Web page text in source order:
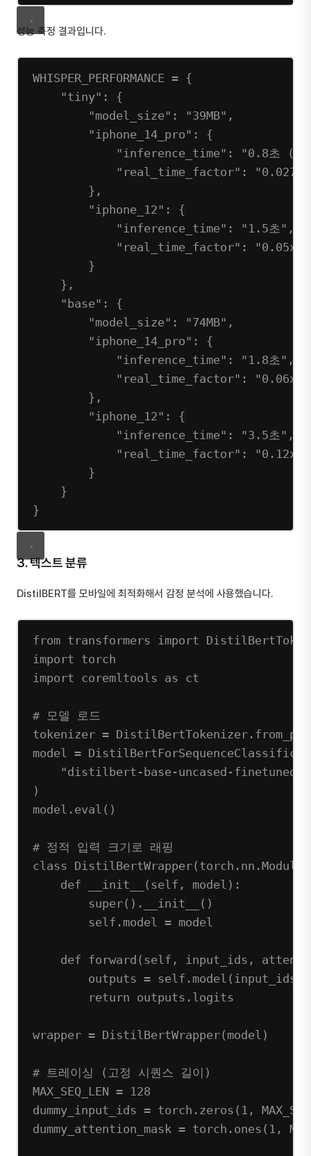
성능 측정 결과입니다.
WHISPER_PERFORMANCE = {
"tiny" : {
"model_size" : "39MB" ,
"iphone_14_pro" : {
"inference_time" : "0.8초 (30
"real_time_factor" : "0.027x"
},
"iphone_12" : {
"inference_time" : "1.5초" ,
"real_time_factor" : "0.05x"
}
},
"base" : {
"model_size" : "74MB" ,
"iphone_14_pro" : {
"inference_time" : "1.8초" ,
"real_time_factor" : "0.06x"
},
"iphone_12" : {
"inference_time" : "3.5초" ,
"real_time_factor" : "0.12x"
}
}
}
3. 텍스트 분류
DistilBERT를 모바일에 최적화해서 감정 분석에 사용했습니다.
from transformers import
import torch
import coremltools as ct
# 모델 로드
tokenizer =
model =
"distilbert-base-uncased-finetuned-
)
model.eval()
# 정적 입력 크기로 래핑
class DistilBertWrapper( torch . nn .Module
def
__init__
(self, model):
super(). __init__
()
self .model = model
def forward (self, input_ids,
outputs = self .model( input_ids
return outputs.logits
wrapper = DistilBertWrapper(model)
# 트레이싱 (고정 시퀀스 길이)
MAX_SEQ_LEN = 128
dummy_input_ids = torch.zeros( 1 ,
dummy_attention_mask = torch.ones( 1 ,